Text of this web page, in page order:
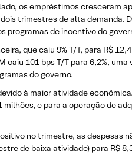
os empréstimos cresceram
trimestres de alta demanda.
programas de incentivo do
que caiu 9% T/T, para R$
101 bps T/T para 6,2%, uma
do governo.
à maior atividade
e para a operação de
no trimestre, as despesas
de baixa atividade) para R$